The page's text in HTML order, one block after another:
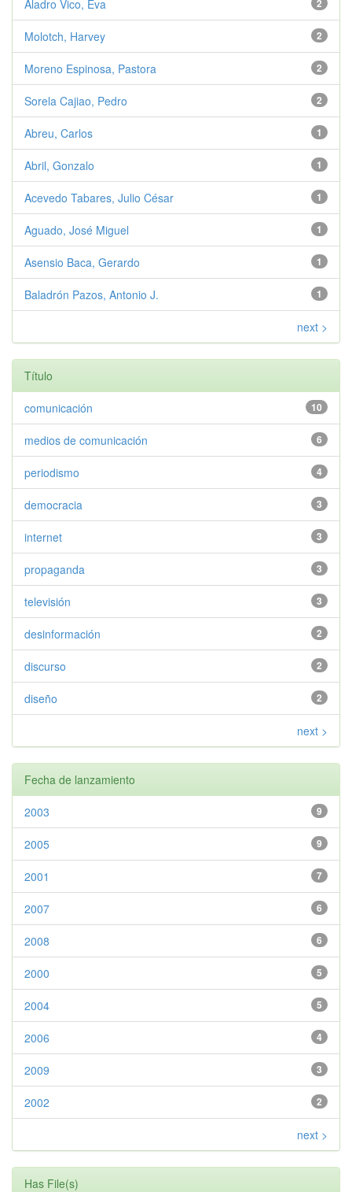
2
Aladro Vico, Eva
2
Molotch, Harvey
2
Moreno Espinosa, Pastora
2
Sorela Cajiao, Pedro
1
Abreu, Carlos
1
Abril, Gonzalo
1
Acevedo Tabares, Julio César
1
Aguado, José Miguel
1
Asensio Baca, Gerardo
1
Baladrón Pazos, Antonio J.
next >
Título
10
comunicación
6
medios de comunicación
4
periodismo
3
democracia
3
internet
3
propaganda
3
televisión
2
desinformación
2
discurso
2
diseño
next >
Fecha de lanzamiento
9
2003
9
2005
7
2001
6
2007
6
2008
5
2000
5
2004
4
2006
3
2009
2
2002
next >
Has File(s)